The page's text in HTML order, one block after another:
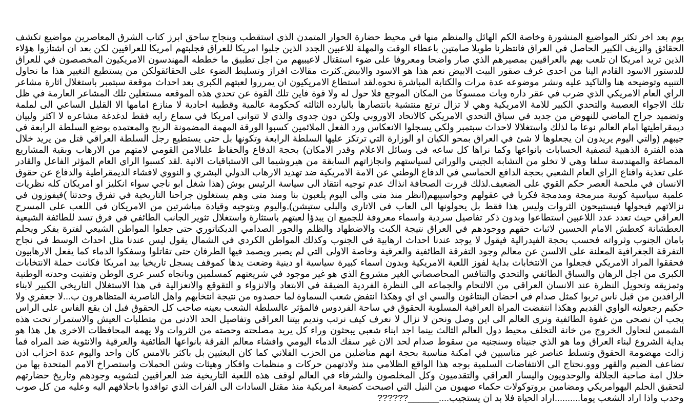
يوم بعد اخر تكثر المواضيع المنشورة وخاصة الكم الهائل والمنظم منها في محيط حضارة الحوار المتمدن الذي استقطب وبنجاح ساحق ابرز كتاب الشرق المعاصرين مواضيع تكشف
الحقائق والزيف الكبير الحاصل في العراق فانتظرنا طويلا صامتين باعطاء الوقت والمهلة للاعبين الجدد الذين جلبوا امريكا للعراق فجلبتهم امريكا للعراقيين لكن بعد ان اشتازوا هؤلاء
الذين تريد امريكا ان تلعب بهم بالعراقيين بمصيرهم الذي صار واضحا ومعروفا على ضوء استقتال لاعيبيهم من اجل تطبيق ما خططه المهندسون الامريكيون المخصصون في للعراق
للدستور الاسود القادم الينا من احدى غرف صقور البيت الابيض نعم هذا هو الاسود والابيض.كثرت مقالات افراز وتسليط الضوء على الحقائقولكن من يستطيع التغيير هذا ما نحاول
التنبيه وتوضيحه هنا والتاكيد عليه ونشر موضوعه عدة مرات والكتابة المباشرة نحوه.لقد استطاع الامريكيون ان يمرروا لعبتهم الكبرى بعد احداث موقعة سبتمبر باستغلال اثارة مشاعر
الراي العام الامريكي الذي ضرب في عقر داره وبات ممسوكا من المكان الموجع فلا حول له ولا قوة فاين تلك القوة عن تحدي هذه الموقعه مستغلين تلك المشاعر العارمة في ظل
تلك الاجواء العصيبة والتحدي الكبير للامة الامريكية وهي لا تزال ترتع منتشية بانتصارها بالبارده الثالثه كحكومة عالمية وقطبية احادية لا منازع امامها الا القليل الساعي الى لملمة
وتضميد جراح الماضي للنهوض من جديد في سباق التحدي الامريكي كالاتحاد الاوروبي ولكن دون جدوى والذي لا تتوانى امريكا في سماع رايه فقط لدغدغة مشاعره لا اكثر ولبيان
ديمقراطيتها امام العالم نوعا ما لذلك واستغلالا لاحداث سبتمبر ولكي يسجلوا الانعكاس ورد الفعل الملائمين كسبوا الورقة المهمة المضمونة الربح والمعتمده بوضع السلطة الرابعة في
جيبهم (والتي اليوم يريدون ان يجعلوها لا شئ في العراق بمحو الكيان او الوزارة التي ترتكز عليها السلطة الرابعة وتكونها بل حتى يستطيع رجل السلطة العراقي قتل من يريد خلال
هذه الفترة الذهبية لتصفية الحسابات بانواعها وكما نراها كل ساعه فى وسائل الاعلام وقدر الامكان) بحجة الدفاع والحفاظ علىالامن القومي لامتهم من الارهاب وبقية المشاريع
المصاغة والمهندسة سلفا وهي لا تخلو من التشابه الجيني والوراثي لسياستهم وانجازاتهم السابقة من هيروشيما الى الاستباقيات الانية .لقد كسبوا الراي العام المؤثر الفاعل والقادر
على تغذية واقناع الراي العام الشعبي بحجة الدافع الحماسي في الدفاع الوطني عن الامة الامريكية ضد تهديد الارهاب الدولي البشري و النووي لافشاء الديمقراطية والدفاع عن حقوق
الانسان في ملحمة العصر حكم القوي على الضعيف.لذلك قررت الصحافة انذاك عدم توجيه انتقاد الى سياسة الرئيس بوش (هذا شغل ابو ناجي سواء انكليز او امريكان كله نظريات
علمية سياسية كونية مبرمجة ومدمجة فكريا في عقولهم وحواسيبهم(انظر منذ متى والى اليوم يلعبون بنا ومنذ متى وهم يستغلون جراحنا التاريخية في تفرق وحدتنا )فيفوزون في
نزالاتهم فيحولها فيستبيحون الثروات وليس هذا فقط بل يحولونها الى العاب في الاتاري والبلي ستيشن),واليوم وبتوجيه وقيادة مباشرتين من الامريكان في اللعب على المسرح
العراقي حيث تعدد عدد اللاعبين استطاعوا وبدون ذكر تفاصيل سردية واسماء معروفة للجميع ان يبدؤا لعبتهم باستثارة واستغلال تثوير الجانب الطائفي في فرق تسد للطائفة الشيعية
العطشانة كعطش الامام الحسين لاثبات حقهم ووجودهم في العراق نتيجة الكبت والاضطهاد والظلم والجور الصدامي الديكتاتوري حتى جعلوا المواطن الشيعي لفترة يفكر ويحلم
بامان الجنوب وثرواته فحسب بحجة الفيدرالية فيقول لا يوجد عندنا احداث ارهابية في الجنوب وكذلك المواطن الكردي في الشمال يقول ليس عندنا مثل احداث الوسط في نجاح
التفرقة الجغرافية المعلنة على الالسن عن معالم وجود التفرقة الطائفية والعرقية وخاصة الاولى التي لم يصبر ويصمد فيها الطرفان حتى تقاتلوا وسفكوا الدماء كما يفعل الارهابيون
فحققوا المراد الامريكي فجعلوا من الانتخابات بداية لفوز اللعبة الامريكية وبدون اسماء كبيرة سياسية او دينية وضعت يدها كموقف يسجل تاريخيا بيد امريكا فكانت حملة الانتخابات
الكبرى من اجل الرهان والسباق الطائفي والتحدي والتنافس المحاصصاتي الغير مشروع الذي هو غير موجود في شريعتهم كمسلمين وباتجاه كسر عرى الوطن وتفتيت وحدته الوطنية
وتمزيقه وتحويل النظرة عند الانسان العراقي من الالتحام والجماعه الى النظرة الفردية الضيقة في الابتعاد والانزواء و التقوقع والانعزالية في هذا الاستغلال التاريخي الكبير لابناء
الرافدين من قبل ناس تربوا كمثل صدام في احضان البنتاغون والسي اي اي وهكذا انتفض شعب السماوة لما حصدوه من نتيجة انتخابهم واهل الناصرية المتظاهرون ب...لا جعفري ولا
حكيم رجعولنه الواوي القديم وهكذا انتفضت المراة العراقية المسلوبة الحقوق في ساحة الفردوس فالمؤثر عالسلطة الشعب بعينه صاحب كل الحقوق فبل ان يقع الفاس على الراس
يجب ان نصحى من غفوة الطائفية ونرى العالم الى اين وصل ونحن لا نزال لا نعرف كيف نرتب ونديم بيتنا العراقي وتفاصيل الحد الادنى من متطلبات العيش والاستمرار تحت هذه
الشمس لنحاول الخروج من خانة التخلف محيط دول العالم الثالث بينما اجد ابناء شعبي يبحثون وراء كل يريد مصلحته وحصته من الثروات ولا يهمه المحافظات الاخرى هل هذا هو
بداية الشروع لبناء العراق وما هو الذي جنيناه وسنجنيه من سقوط صدام لحد الان غير سفك الدماء اليومي وافشاء معالم الفرقة بانواعها الطائفية والعرقية والانثوية ضد المراه فما
زالت مهضومة الحقوق وتسلط عناصر غير مناسبين في امكنة مناسبة بحجة انهم مناضلين من الحزب الفلاني كما كان البعثيين بل باكثر بالامس كان واحد واليوم عدة احزاب اذن
تضاعف الضيم والقهر ووو.نحتاج الى الانتفاضات السلمية بوجه هذا الواقع الظلامي منذ ولادتهمن حركات و منظمات وافكار وهيئات وشن الحملات واستصراخ الامم المتحدة بها من
خلال امة صاحبة الجلالة والوحدويون واليسار العراقي والتقدميون وكل المخلصون والشرفاء في العالم لوقف هذه اللعبة التاريخية ضد العراقيين لتشويه وجودهم وتاريخ حضارتهم
لتحقيق الحلم اليهوامريكي ومضامين بروتوكولات حكماء صهيون من النيل التي اصبحت كضيعة امريكية منذ مقتل السادات الى الفرات الذي توافدوا باحلافهم اليه وعليه من كل صوب
وحدب واذا اراد الشعب يوما..........اراد الحياة فلا بد ان يستجيب....______??????